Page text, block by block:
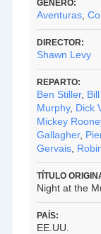
GÉNERO:
Aventuras ,
DIRECTOR:
Shawn Levy
REPARTO:
Ben Stiller,
Murphy, Dick
Mickey
Gallagher,
Gervais
TÍTULO
Night at the
PAÍS:
EE.UU.